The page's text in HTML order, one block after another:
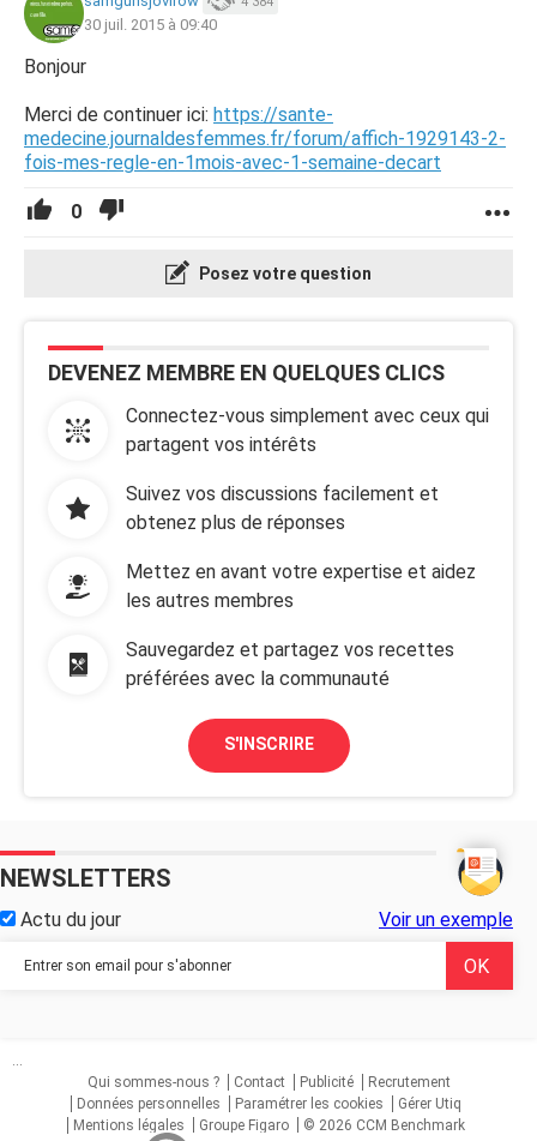
30 juil. 2015 à 09:40
Bonjour
Merci de continuer ici: https://sante-
medecine.journaldesfemmes.fr/forum/affich-1929143-2-
fois-mes-regle-en-1mois-avec-1-semaine-decart
0
Posez votre question
DEVENEZ MEMBRE EN QUELQUES CLICS
Connectez-vous simplement avec ceux qui
partagent vos intérêts
Suivez vos discussions facilement et
obtenez plus de réponses
Mettez en avant votre expertise et aidez
les autres membres
Sauvegardez et partagez vos recettes
préférées avec la communauté
S'INSCRIRE
NEWSLETTERS
Actu du jour Voir un exemple
...
Qui sommes-nous ?
Contact Publicité
Recrutement
Données personnelles
Paramétrer les cookies
Gérer Utiq
Mentions légales
Groupe Figaro © 2026 CCM Benchmark